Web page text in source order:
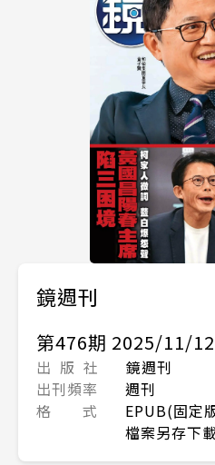
鏡週刊
第476期 2025/11/12
出 版 社
鏡週刊
出刊頻率
週刊
格 式
EPUB(固
檔案另存下